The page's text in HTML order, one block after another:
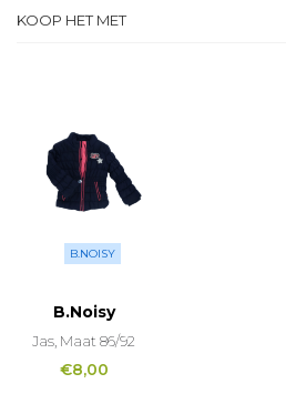
KOOP HET MET
B.NOISY
B.Noisy
Jas, Maat 86/92
€8,00